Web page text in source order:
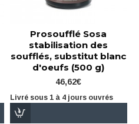
Prosoufflé Sosa
stabilisation des
soufflés, substitut blanc
d'oeufs (500 g)
46,62€
Livré sous 1 à 4 jours ouvrés